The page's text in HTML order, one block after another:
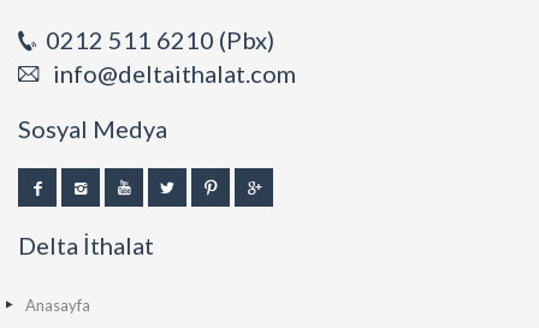
0212 511 6210 (Pbx)
info@deltaithalat.com
Sosyal Medya
Delta İthalat
Anasayfa